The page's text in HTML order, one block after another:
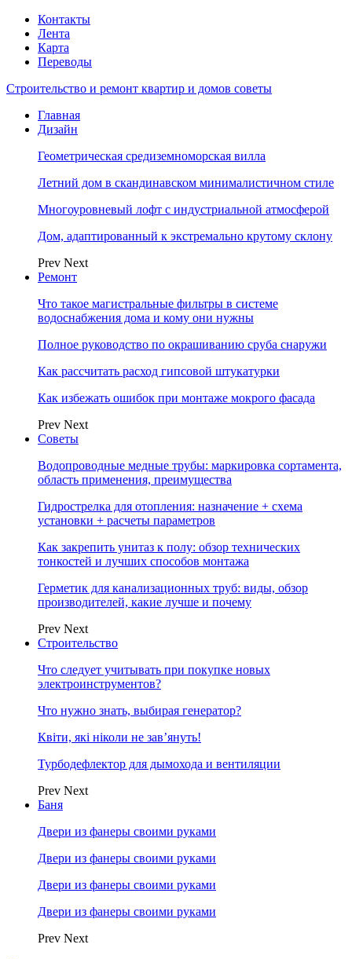
Контакты
Лента
Карта
Переводы
Строительство и ремонт квартир и домов советы
Главная
Дизайн
Геометрическая средиземноморская вилла
Летний дом в скандинавском минималистичном стиле
Многоуровневый лофт с индустриальной атмосферой
Дом, адаптированный к экстремально крутому склону
Prev Next
Ремонт
Что такое магистральные фильтры в системе
водоснабжения дома и кому они нужны
Полное руководство по окрашиванию сруба снаружи
Как рассчитать расход гипсовой штукатурки
Как избежать ошибок при монтаже мокрого фасада
Prev Next
Советы
Водопроводные медные трубы: маркировка сортамента,
область применения, преимущества
Гидрострелка для отопления: назначение + схема
установки + расчеты параметров
Как закрепить унитаз к полу: обзор технических
тонкостей и лучших способов монтажа
Герметик для канализационных труб: виды, обзор
производителей, какие лучше и почему
Prev Next
Строительство
Что следует учитывать при покупке новых
электроинструментов?
Что нужно знать, выбирая генератор?
Квіти, які ніколи не зав’януть!
Турбодефлектор для дымохода и вентиляции
Prev Next
Баня
Двери из фанеры своими руками
Двери из фанеры своими руками
Двери из фанеры своими руками
Двери из фанеры своими руками
Prev Next